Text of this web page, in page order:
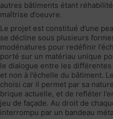
autres bâtiments étant
maîtrise d’oeuvre.
Le projet est constitué d’une
se décline sous plusieurs
modénatures pour redéfinir
porté sur un matériau unique
le dialogue entre les différentes
et non à l’échelle du bâtiment.
choisi car il permet par sa
brique actuelle, et de refléter
jeu de façade. Au droit de
interrompu par un bandeau